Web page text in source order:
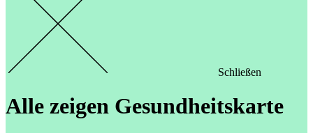
Schließen
Alle zeigen Gesundheitskarte